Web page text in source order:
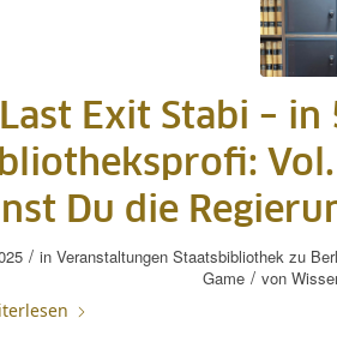
Last Exit Stabi –
Du die
/ in Veranstaltungen Staatsbibliothek zu
Game / von